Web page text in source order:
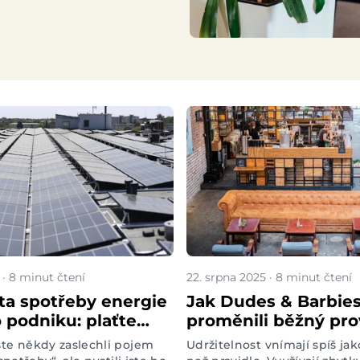
v udržitelnosti
do projektu
· 8 minut čtení
spotřeby energie
podniku: plaťte
aniž byste
někdy zaslechli pojem
22. srpna 2025 · 8 minut čtení
Jak Dudes & Barbies
proměnili běžný
udržitelné místo
Udržitelnost vnímají spíš